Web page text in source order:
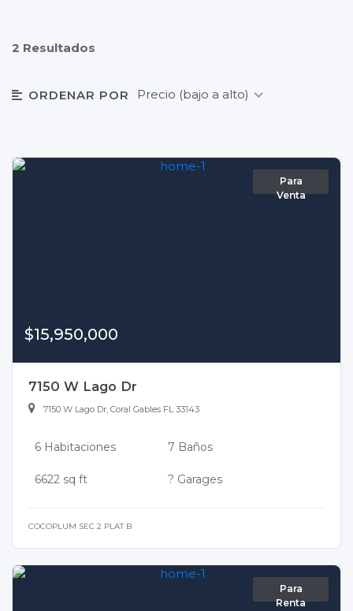
2 Resultados
ORDENAR POR Precio (bajo a alto)
Para
Venta
$15,950,000
7150 W Lago Dr
7150 W Lago Dr, Coral Gables FL 33143
6 Habitaciones 7 Baños
6622 sq ft ? Garages
COCOPLUM SEC 2 PLAT B
Para
Renta